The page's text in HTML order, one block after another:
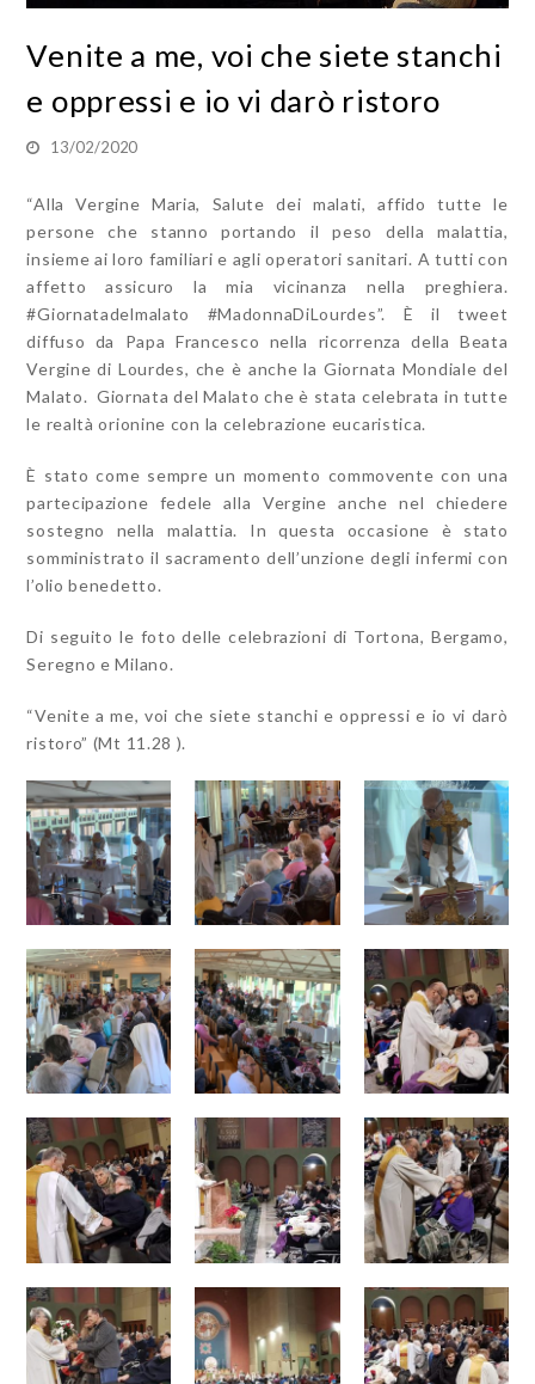
Venite a me, voi che siete stanchi
e oppressi e io vi darò ristoro
13/02/2020
“Alla Vergine Maria, Salute dei malati, affido tutte le
persone che stanno portando il peso della malattia,
insieme ai loro familiari e agli operatori sanitari. A tutti con
affetto assicuro la mia vicinanza nella preghiera.
#Giornatadelmalato #MadonnaDiLourdes”. È il tweet
diffuso da Papa Francesco nella ricorrenza della Beata
Vergine di Lourdes, che è anche la Giornata Mondiale del
Malato. Giornata del Malato che è stata celebrata in tutte
le realtà orionine con la celebrazione eucaristica.
È stato come sempre un momento commovente con una
partecipazione fedele alla Vergine anche nel chiedere
sostegno nella malattia. In questa occasione è stato
somministrato il sacramento dell’unzione degli infermi con
l’olio benedetto.
Di seguito le foto delle celebrazioni di Tortona, Bergamo,
Seregno e Milano.
“Venite a me, voi che siete stanchi e oppressi e io vi darò
ristoro” (Mt 11.28 ).